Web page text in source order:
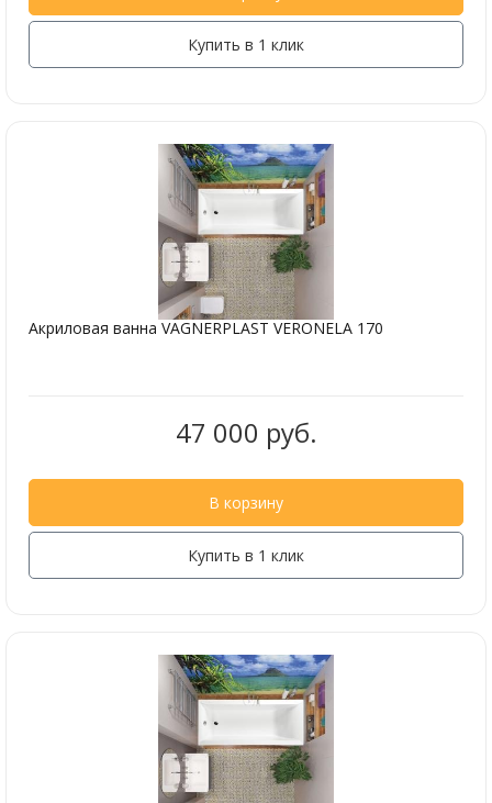
Купить в 1 клик
Акриловая ванна VAGNERPLAST VERONELA 170
47 000 руб.
В корзину
Купить в 1 клик